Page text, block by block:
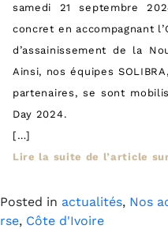
samedi 21 septembre
concret en accompagnant
d’assainissement de la
Ainsi, nos équipes
partenaires, se sont
Day 2024.
[…]
Lire la suite de l’article
Posted in actualités, Nos
rse, Côte d'Ivoire